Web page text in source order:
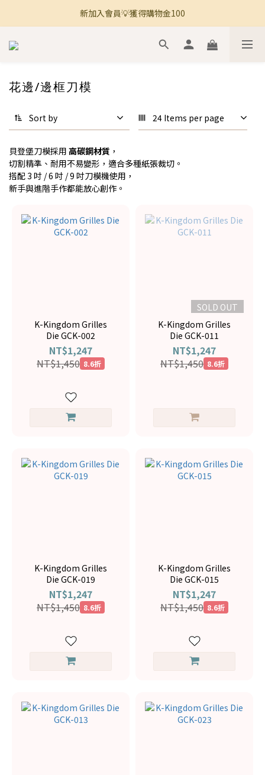
🚚 全館滿800免運 🚚
新加入會員💡獲得購物金100
🚚 全館滿800免運 🚚
花邊/邊框刀模
Sort by 24 Items per page
貝登堡刀模採用 高碳鋼材質 ，
切割精準、耐用不易變形，適合多種紙張裁切。
搭配 3 吋 / 6 吋 / 9 吋刀模機使用，
新手與進階手作都能放心創作。
K-Kingdom Grilles
Die GCK-002
NT$1,247
NT$1,450 8.6折
SOLD OUT
K-Kingdom Grilles
Die GCK-011
NT$1,247
NT$1,450 8.6折
K-Kingdom Grilles
Die GCK-019
NT$1,247
NT$1,450 8.6折
K-Kingdom Grilles
Die GCK-015
NT$1,247
NT$1,450 8.6折